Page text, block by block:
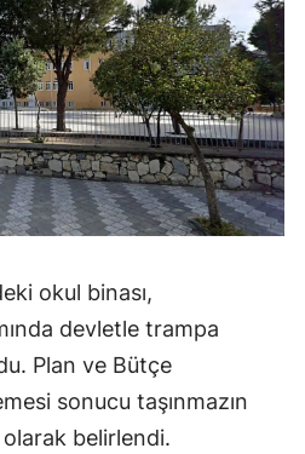
okul binası,
devletle trampa
Plan ve Bütçe
sonucu taşınmazın
belirlendi.